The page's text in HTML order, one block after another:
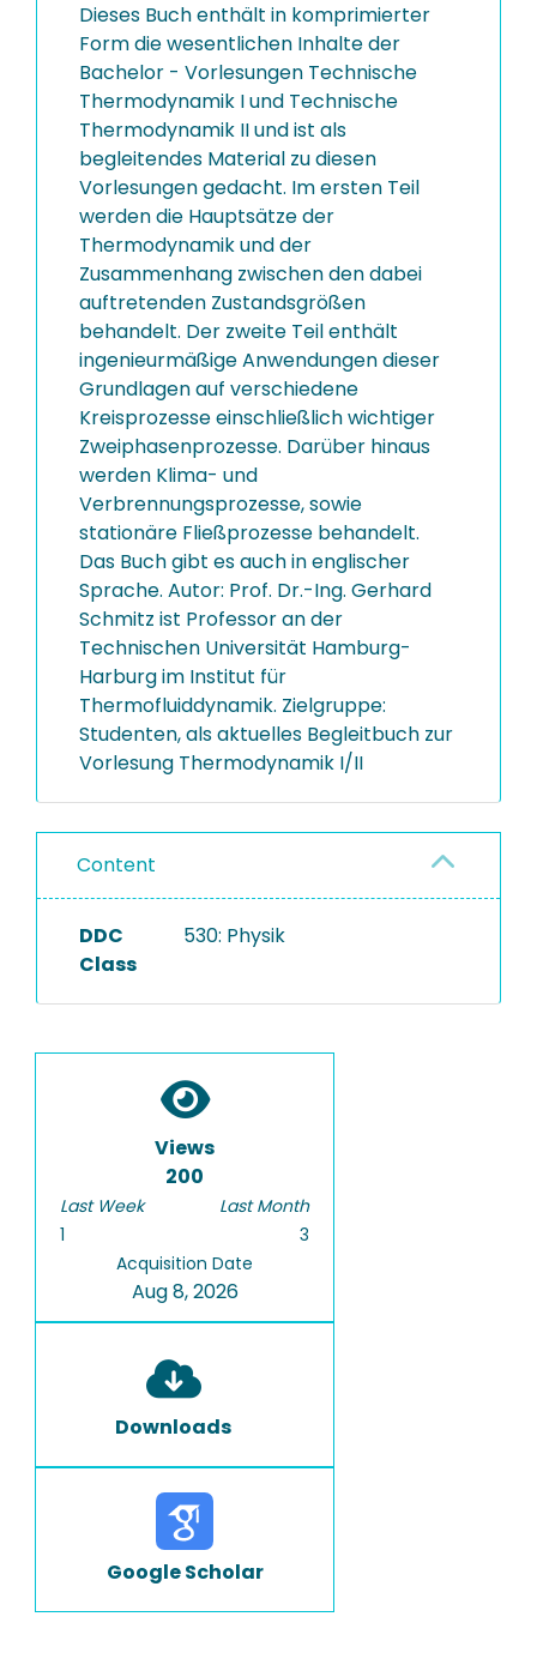
Dieses Buch enthält in komprimierter
Form die wesentlichen Inhalte der
Bachelor - Vorlesungen Technische
Thermodynamik I und Technische
Thermodynamik II und ist als
begleitendes Material zu diesen
Vorlesungen gedacht. Im ersten Teil
werden die Hauptsätze der
Thermodynamik und der
Zusammenhang zwischen den dabei
auftretenden Zustandsgrößen
behandelt. Der zweite Teil enthält
ingenieurmäßige Anwendungen dieser
Grundlagen auf verschiedene
Kreisprozesse einschließlich wichtiger
Zweiphasenprozesse. Darüber hinaus
werden Klima- und
Verbrennungsprozesse, sowie
stationäre Fließprozesse behandelt.
Das Buch gibt es auch in englischer
Sprache. Autor: Prof. Dr.-Ing. Gerhard
Schmitz ist Professor an der
Technischen Universität Hamburg-
Harburg im Institut für
Thermofluiddynamik. Zielgruppe:
Studenten, als aktuelles Begleitbuch zur
Vorlesung Thermodynamik I/II
Content
DDC
Class
530: Physik
Views
200
Last Week
1
Last Month
3
Acquisition Date
Aug 8, 2026
Downloads
Google Scholar